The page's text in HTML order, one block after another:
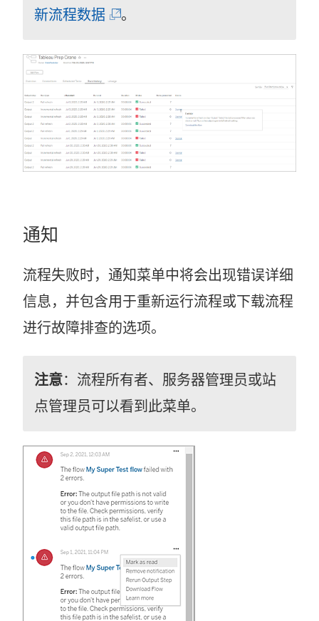
新流程数据(
新
窗
口
)
。
通知
流程失败时，通知菜单中将会出现错误详细
信息，并包含用于重新运行流程或下载流程
进行故障排查的选项。
注意： 流程所有者、服务器管理员或站
点管理员可以看到此菜单。